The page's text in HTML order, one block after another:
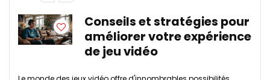
Conseils et stratégies pour
améliorer votre expérience
de jeu vidéo